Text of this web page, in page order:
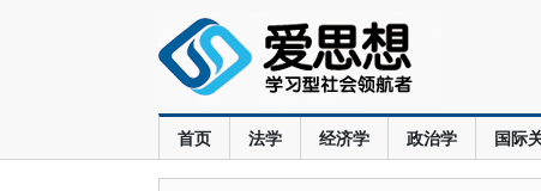
首页 法学 经济学 政治学 国际